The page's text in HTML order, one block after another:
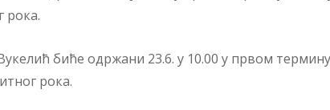
рока.
биће одржани 23.6. у 10.00 у првом
рока.